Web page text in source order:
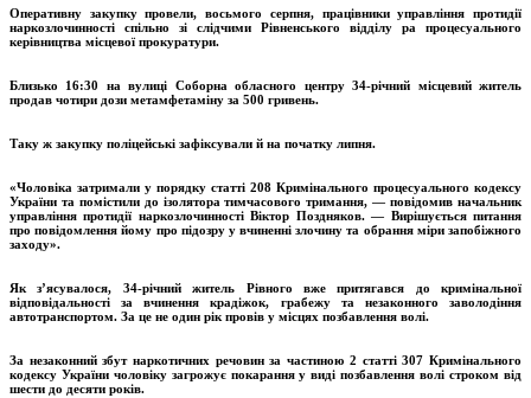
Оперативну закупку провели, восьмого серпня, працівники управління протидії
наркозлочинності спільно зі слідчими Рівненського відділу pа процесуального
керівництва місцевої прокуратури.
Близько 16:30 на вулиці Соборна обласного центру 34-річний місцевий житель
продав чотири дози метамфетаміну за 500 гривень.
Таку ж закупку поліцейські зафіксували й на початку липня.
«Чоловіка затримали у порядку статті 208 Кримінального процесуального кодексу
України та помістили до ізолятора тимчасового тримання, — повідомив начальник
управління протидії наркозлочинності Віктор Поздняков. — Вирішується питання
про повідомлення йому про підозру у вчиненні злочину та обрання міри запобіжного
заходу».
Як з’ясувалося, 34-річний житель Рівного вже притягався до кримінальної
відповідальності за вчинення крадіжок, грабежу та незаконного заволодіння
автотранспортом. За це не один рік провів у місцях позбавлення волі.
За незаконний збут наркотичних речовин за частиною 2 статті 307 Кримінального
кодексу України чоловіку загрожує покарання у виді позбавлення волі строком від
шести до десяти років.